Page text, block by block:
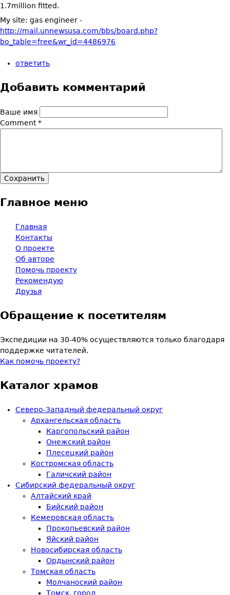
1.7million fitted.
My site: gas engineer -
http://mail.unnewsusa.com/bbs/board.php?
bo_table=free&wr_id=4486976
ответить
Добавить комментарий
Ваше имя
Comment*
Главное меню
Главная
Контакты
О проекте
Об авторе
Помочь проекту
Рекомендую
Друзья
Обращение к посетителям
Экспедиции на 30-40% осуществляются только благодаря
поддержке читателей.
Как помочь проекту?
Каталог храмов
Северо-Западный федеральный округ
Архангельская область
Каргопольский район
Онежский район
Плесецкий район
Костромская область
Галичский район
Сибирский федеральный округ
Алтайский край
Бийский район
Кемеровская область
Прокопьевский район
Яйский район
Новосибирская область
Ордынский район
Томская область
Молчаноский район
Томск, город